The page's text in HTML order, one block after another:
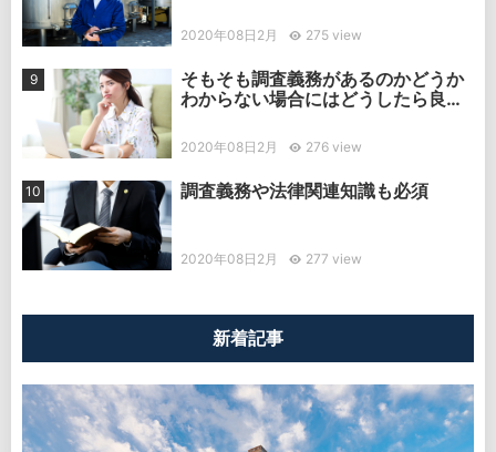
2020年08日2月 275 view
そもそも調査義務があるのかどうか
わからない場合にはどうしたら良
2020年08日2月 276 view
調査義務や法律関連知識も必須
2020年08日2月 277 view
新着記事